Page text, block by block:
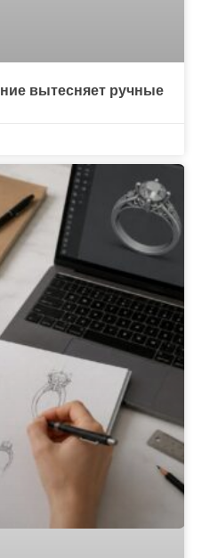
вытесняет ручные